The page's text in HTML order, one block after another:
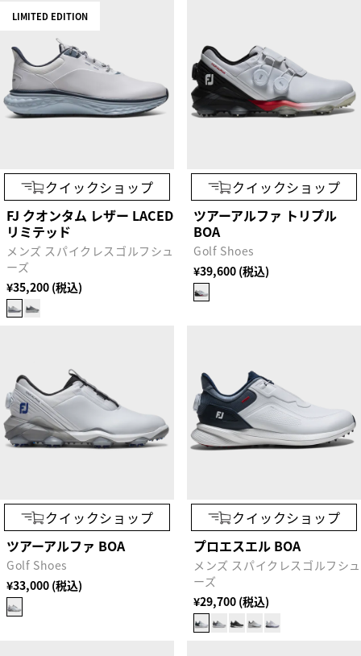
LIMITED EDITION
クイックショップ
FJ クオンタム レザー LACED
リミテッド
メンズ スパイクレスゴルフシュ
ーズ
¥35,200 (税込)
クイックショップ
ツアーアルファ トリプル
BOA
Golf Shoes
¥39,600 (税込)
クイックショップ
ツアーアルファ BOA
Golf Shoes
¥33,000 (税込)
クイックショップ
プロエスエル BOA
メンズ スパイクレスゴルフシュ
ーズ
¥29,700 (税込)